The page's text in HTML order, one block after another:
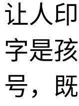
让人
字是
号，